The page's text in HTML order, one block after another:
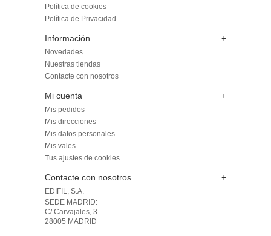
Política de cookies
Política de Privacidad
Información +
Novedades
Nuestras tiendas
Contacte con nosotros
Mi cuenta +
Mis pedidos
Mis direcciones
Mis datos personales
Mis vales
Tus ajustes de cookies
Contacte con nosotros +
EDIFIL, S.A.
SEDE MADRID:
C/ Carvajales, 3
28005 MADRID